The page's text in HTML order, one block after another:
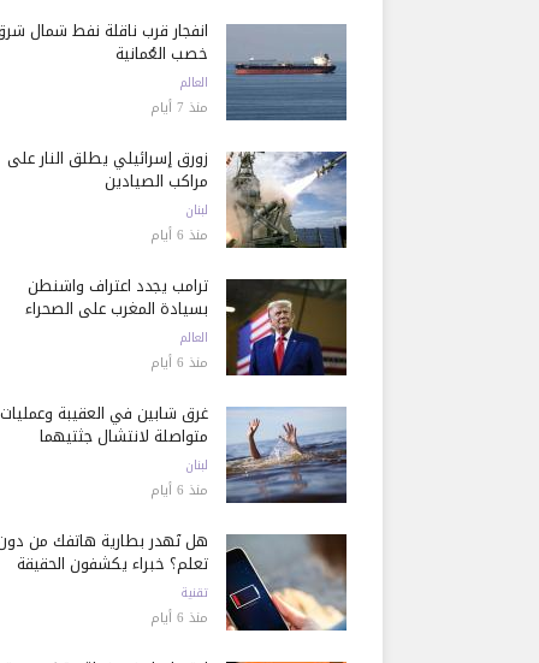
انفجار قرب ناقلة نفط شمال
خصب العُمانية
العالم
منذ 7 أيام
زورق إسرائيلي يطلق النار على
مراكب الصيادين
لبنان
منذ 6 أيام
ترامب يجدد اعتراف واشنطن
بسيادة المغرب على الصحراء
العالم
منذ 6 أيام
غرق شابين في العقيبة وعمليات
متواصلة لانتشال جثتيهما
لبنان
منذ 6 أيام
هل تُهدر بطارية هاتفك من
تعلم؟ خبراء يكشفون الحقيقة
تقنية
منذ 6 أيام